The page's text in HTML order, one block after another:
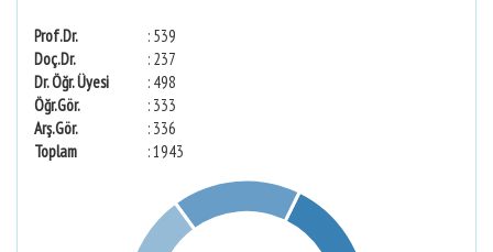
Prof.Dr.
: 539
Doç.Dr.
: 237
Dr. Öğr. Üyesi
: 498
Öğr.Gör.
: 333
Arş.Gör.
: 336
Toplam
: 1943